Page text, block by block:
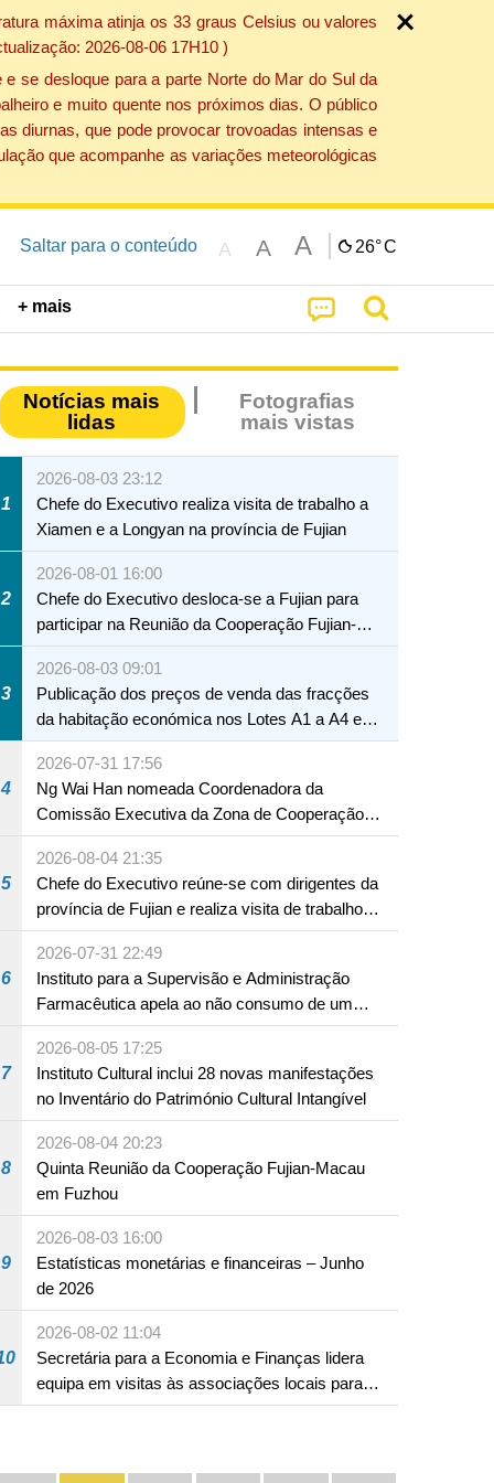
máxima atinja os 33 graus Celsius ou valores
2026-08-06 17H10 )
se desloque para a parte Norte do Mar do Sul da
e muito quente nos próximos dias. O público
diurnas, que pode provocar trovoadas intensas e
que acompanhe as variações meteorológicas
Saltar para o conteúdo A A A 26°C
+ mais
Notícias mais
lidas
Fotografias
mais vistas
1
2026-08-03 23:12
Chefe do Executivo realiza visita de trabalho a
Xiamen e a Longyan na província de Fujian
2
2026-08-01 16:00
Chefe do Executivo desloca-se a Fujian para
participar na Reunião da Cooperação Fujian-
Macau
3
2026-08-03 09:01
Publicação dos preços de venda das fracções
da habitação económica nos Lotes A1 a A4 e
A12 da Zona A dos Novos Aterros
4
2026-07-31 17:56
Ng Wai Han nomeada Coordenadora da
Comissão Executiva da Zona de Cooperação
Aprofundada entre Guangdong e Macau em
Hengqin
5
2026-08-04 21:35
Chefe do Executivo reúne-se com dirigentes da
província de Fujian e realiza visita de trabalho
em Fuzhou
6
2026-07-31 22:49
Instituto para a Supervisão e Administração
Farmacêutica apela ao não consumo de um
produto com substâncias medicamentosas
ocidentais
7
2026-08-05 17:25
Instituto Cultural inclui 28 novas manifestações
no Inventário do Património Cultural Intangível
8
2026-08-04 20:23
Quinta Reunião da Cooperação Fujian-Macau
em Fuzhou
9
2026-08-03 16:00
Estatísticas monetárias e financeiras – Junho
de 2026
2026-08-02 11:04
Secretária para a Economia e Finanças lidera
equipa em visitas às associações locais para
consolidar consensos e promover os trabalhos